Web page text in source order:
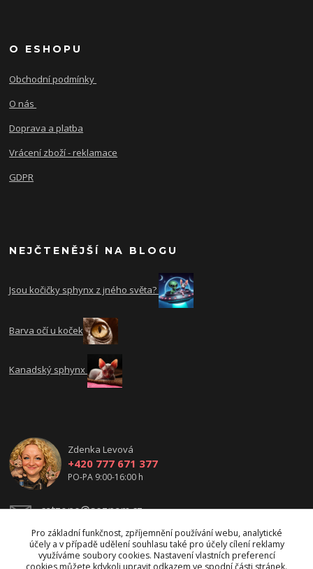
O ESHOPU
Obchodní podmínky
O nás
Doprava a platba
Vrácení zboží - reklamace
GDPR
NEJČTENĚJŠÍ NA BLOGU
Jsou kočičky sphynx z jného světa?
Barva očí u koček
Kanadský sphynx
Zdenka Levová
+420 777 671 377
PO-PA 9:00-16:00 h
catzone@seznam.cz
Pro základní funkčnost, zpříjemnění používání webu, analytické
účely a v případě udělení souhlasu také pro účely cílení reklamy
využíváme soubory cookies. Nastavení vlastních preferencí